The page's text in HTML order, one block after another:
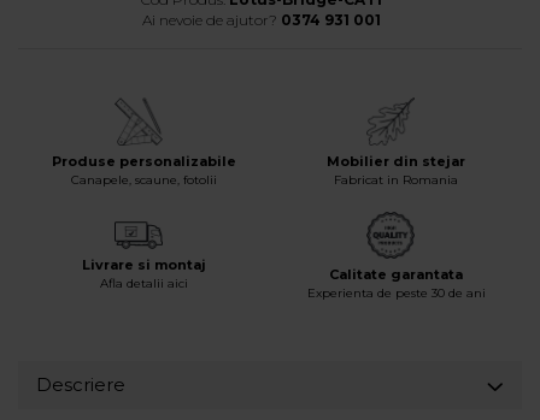
Fotolii si Demifotolii
Paturi Tapitate
Banchete Dormitor
Fotolii si Demifotolii
Ai nevoie de ajutor? 0374 931 001
Produse personalizabile
Canapele, scaune, fotolii
Mobilier din stejar
Fabricat in Romania
Livrare si montaj
Afla detalii aici Calitate garantata
Experienta de peste 30 de ani
Descriere